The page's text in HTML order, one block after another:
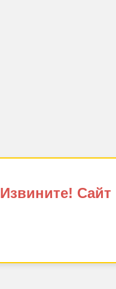
Извините! Сайт